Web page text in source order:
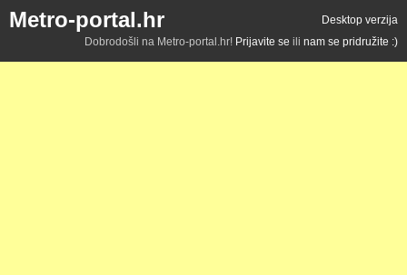
Metro-portal.hr
Desktop verzija
Dobrodošli na Metro-portal.hr! Prijavite se ili nam se pridružite :)